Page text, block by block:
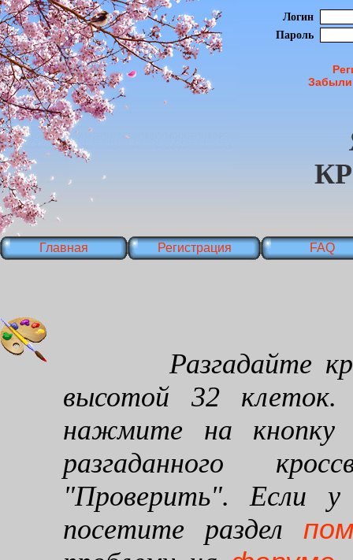
Логин
Пароль
Главная Регистрация FAQ
Разгадайте
высотой 32 клеток.
нажмите на кнопку
разгаданного
"Проверить". Если
посетите раздел